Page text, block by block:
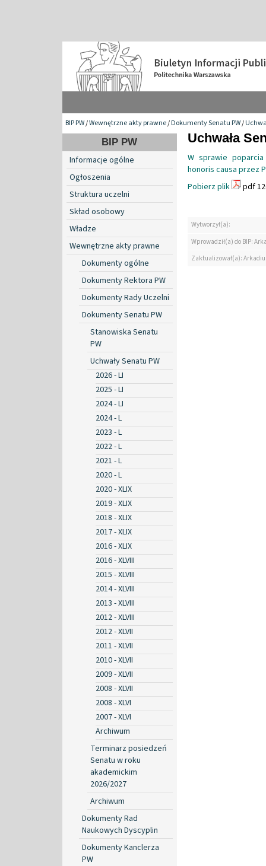
BIP PW/Wewnętrzne akty prawne/Dokumenty Senatu PW/
BIP PW
Informacje ogólne
Ogłoszenia
Struktura uczelni
Skład osobowy
Władze
Wewnętrzne akty prawne
Dokumenty ogólne
Dokumenty Rektora PW
Dokumenty Rady Uczelni
Dokumenty Senatu PW
Stanowiska Senatu
PW
Uchwały Senatu PW
2026 - LI
2025 - LI
2024 - LI
2024 - L
2023 - L
2022 - L
2021 - L
2020 - L
2020 - XLIX
2019 - XLIX
2018 - XLIX
2017 - XLIX
2016 - XLIX
2016 - XLVIII
2015 - XLVIII
2014 - XLVIII
2013 - XLVIII
2012 - XLVIII
2012 - XLVII
2011 - XLVII
2010 - XLVII
2009 - XLVII
2008 - XLVII
2008 - XLVI
2007 - XLVI
Archiwum
Terminarz posiedzeń
Senatu w roku
akademickim
2026/2027
Archiwum
Dokumenty Rad
Naukowych Dyscyplin
Dokumenty Kanclerza
PW
Uchwała
W sprawie
honoris causa przez
Pobierz plik
pdf
Wytworzył(a):
Wprowadził(a) do BIP:
Zaktualizował(a):